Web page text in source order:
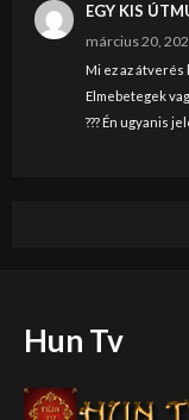
EGY KIS
március 20,
Mi ez az átverés
Elmebetegek
??? Én ugyanis
Hun Tv